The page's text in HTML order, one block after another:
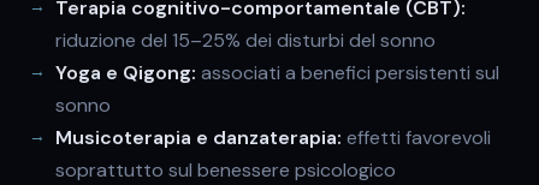
Terapia cognitivo-comportamentale (CBT):
riduzione del 15–25% dei disturbi del sonno
Yoga e Qigong: associati a benefici persistenti sul
sonno
Musicoterapia e danzaterapia: effetti favorevoli
soprattutto sul benessere psicologico